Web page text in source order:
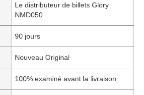
Le distributeur de billets Glory
NMD050
90 jours
Nouveau Original
100% examiné avant la livraison